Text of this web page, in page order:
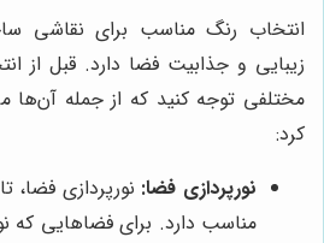
انتخاب رنگ مناسب برای نقاشی
زیبایی و جذابیت فضا دارد. قبل از
مختلفی توجه کنید که از جمله آن‌ها
کرد:
نورپردازی فضا: نورپردازی فضا،
مناسب دارد. برای فضاهایی که